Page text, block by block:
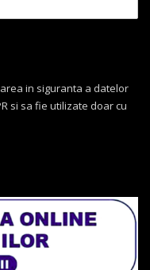
in siguranta a datelor
si sa fie utilizate doar cu